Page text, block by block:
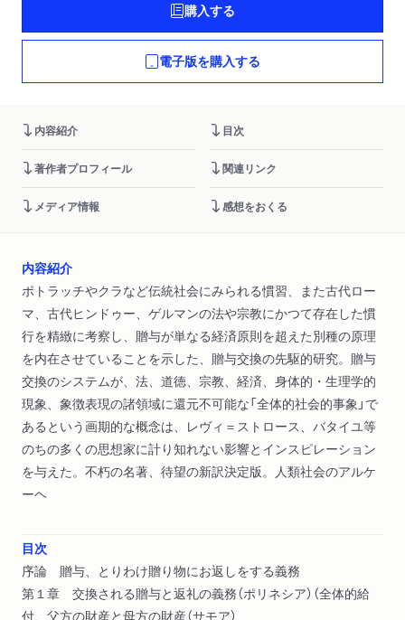
購入する
電子版を購入する
内容紹介 目次
著作者プロフィール 関連リンク
メディア情報 感想をおくる
内容紹介
ポトラッチやクラなど伝統社会にみられる慣習、また古代ロー
マ、古代ヒンドゥー、ゲルマンの法や宗教にかつて存在した慣
行を精緻に考察し、贈与が単なる経済原則を超えた別種の原理
を内在させていることを示した、贈与交換の先駆的研究。贈与
交換のシステムが、法、道徳、宗教、経済、身体的・生理学的
現象、象徴表現の諸領域に還元不可能な「全体的社会的事象」で
あるという画期的な概念は、レヴィ＝ストロース、バタイユ等
のちの多くの思想家に計り知れない影響とインスピレーション
を与えた。不朽の名著、待望の新訳決定版。人類社会のアルケ
ーヘ
目次
序論 贈与、とりわけ贈り物にお返しをする義務
第１章 交換される贈与と返礼の義務（ポリネシア）（全体的給
付、父方の財産と母方の財産（サモア）